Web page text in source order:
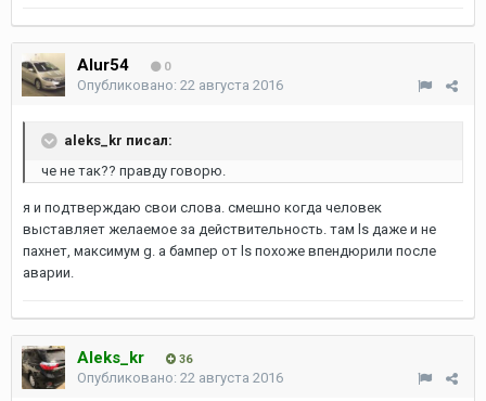
Alur54 0
Опубликовано: 22 августа 2016
aleks_kr писал:
че не так?? правду говорю.
я и подтверждаю свои слова. смешно когда человек
выставляет желаемое за действительность. там ls даже и не
пахнет, максимум g. а бампер от ls похоже впендюрили после
аварии.
Aleks_kr 36
Опубликовано: 22 августа 2016